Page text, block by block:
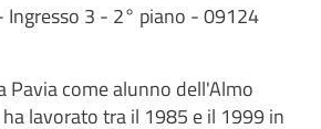
Ingresso 3 - 2° piano - 09124
Pavia come alunno dell'Almo
lavorato tra il 1985 e il 1999 in